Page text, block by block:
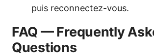
puis reconnectez-vous.
FAQ — Frequently
Questions